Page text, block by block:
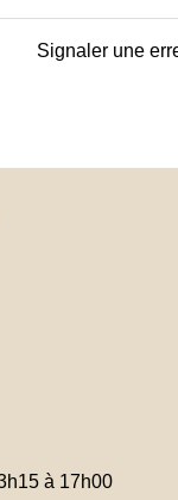
Signaler une
à 17h00